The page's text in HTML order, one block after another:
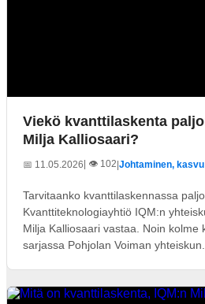
Viekö kvanttilaskenta
Milja Kalliosaari?
📅 11.05.2026| 👁️ 102 Johtaminen,
Tarvitaanko kvanttilaskennassa
Kvanttiteknologiayhtiö IQM:n
Milja Kalliosaari vastaa. Noin kolme
sarjassa Pohjolan Voiman yhteiskun...